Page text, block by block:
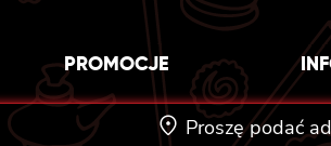
PROMOCJE
Proszę podać